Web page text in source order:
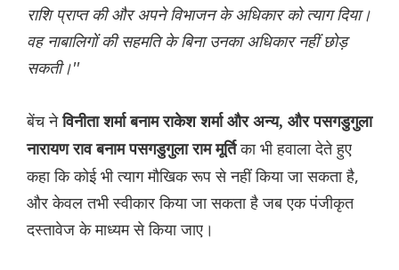
राशि प्राप्त की और अपने विभाजन के अधिकार को त्याग दिया।
वह नाबालिगों की सहमति के बिना उनका अधिकार नहीं छोड़
सकती।''
बेंच नेविनीता शर्मा बनाम राकेश शर्मा और अन्य, और पसगडुगुला
नारायण राव बनाम पसगडुगुला राम मूर्तिका भी हवाला देते हुए
कहा कि कोई भी त्याग मौखिक रूप से नहीं किया जा सकता है,
और केवल तभी स्वीकार किया जा सकता है जब एक पंजीकृत
दस्तावेज के माध्यम से किया जाए।